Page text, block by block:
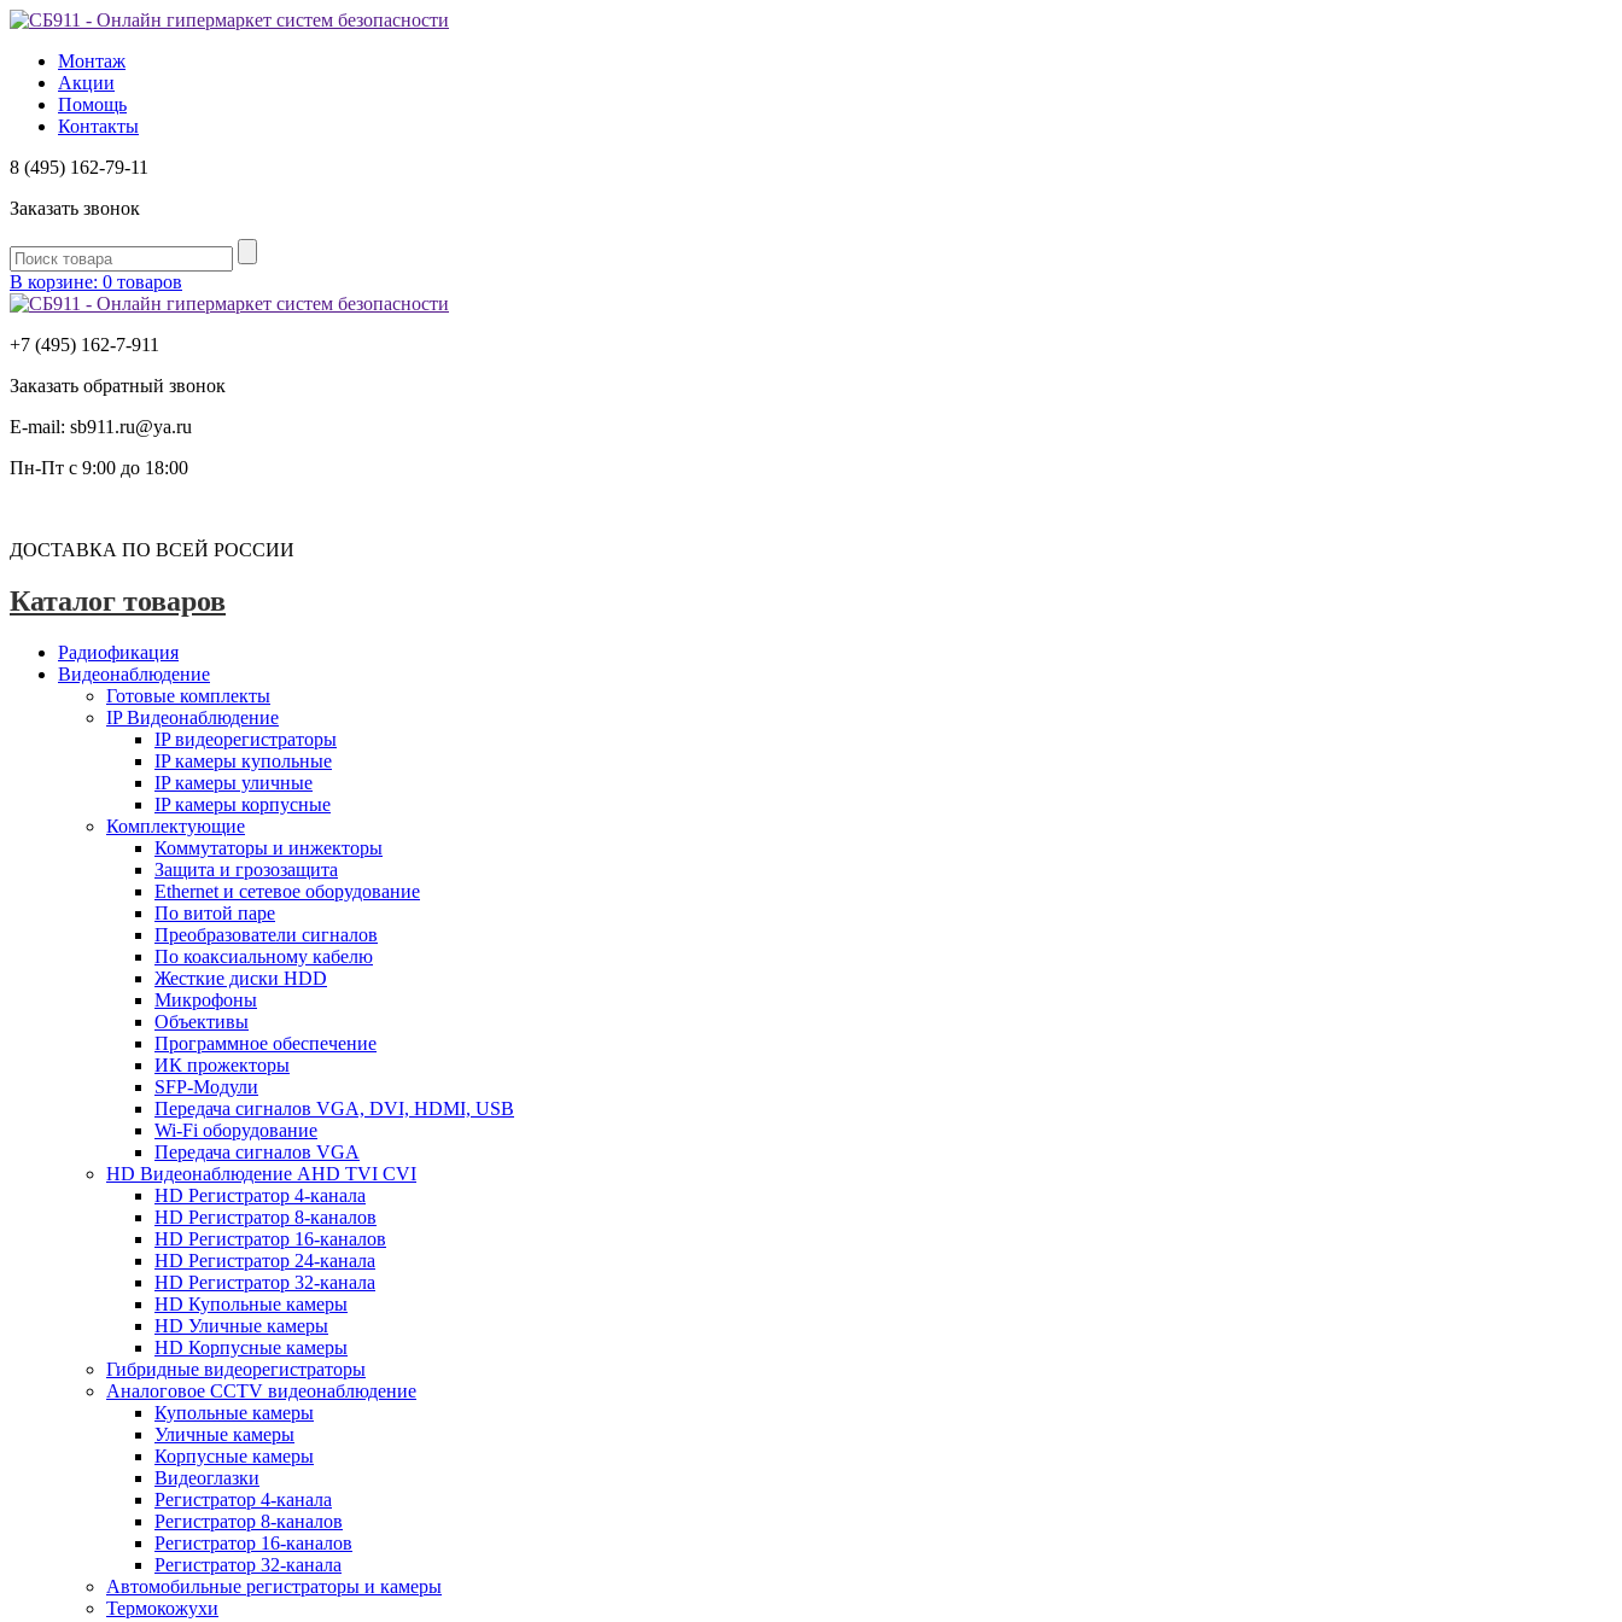
Монтаж
Акции
Помощь
Контакты
8 (495) 162-79-11
Заказать звонок
В корзине: 0 товаров
+7 (495) 162-7-911
Заказать обратный звонок
E-mail: sb911.ru@ya.ru
Пн-Пт с 9:00 до 18:00
ДОСТАВКА ПО ВСЕЙ РОССИИ
Каталог товаров
Радиофикация
Видеонаблюдение
Готовые комплекты
IP Видеонаблюдение
IP видеорегистраторы
IP камеры купольные
IP камеры уличные
IP камеры корпусные
Комплектующие
Коммутаторы и инжекторы
Защита и грозозащита
Ethernet и сетевое оборудование
По витой паре
Преобразователи сигналов
По коаксиальному кабелю
Жесткие диски HDD
Микрофоны
Объективы
Программное обеспечение
ИК прожекторы
SFP-Модули
Передача сигналов VGA, DVI, HDMI, USB
Wi-Fi оборудование
Передача сигналов VGA
HD Видеонаблюдение AHD TVI CVI
HD Регистратор 4-канала
HD Регистратор 8-каналов
HD Регистратор 16-каналов
HD Регистратор 24-канала
HD Регистратор 32-канала
HD Купольные камеры
HD Уличные камеры
HD Корпусные камеры
Гибридные видеорегистраторы
Аналоговое CCTV видеонаблюдение
Купольные камеры
Уличные камеры
Корпусные камеры
Видеоглазки
Регистратор 4-канала
Регистратор 8-каналов
Регистратор 16-каналов
Регистратор 32-канала
Автомобильные регистраторы и камеры
Термокожухи